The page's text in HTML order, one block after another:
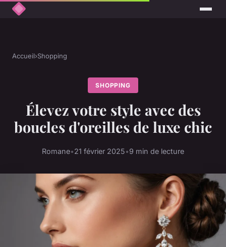
Accueil›Shopping
SHOPPING
Élevez votre style avec des
boucles d'oreilles de luxe chic
Romane•21 février 2025•9 min de lecture